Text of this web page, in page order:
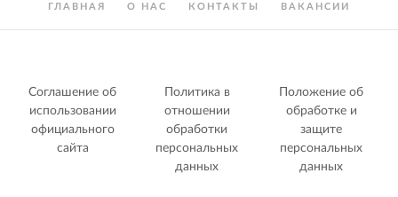
ГЛАВНАЯ О НАС КОНТАКТЫ ВАКАНСИИ
Соглашение об
использовании
официального
сайта
Политика в
отношении
обработки
персональных
данных
Положение об
обработке и
защите
персональных
данных